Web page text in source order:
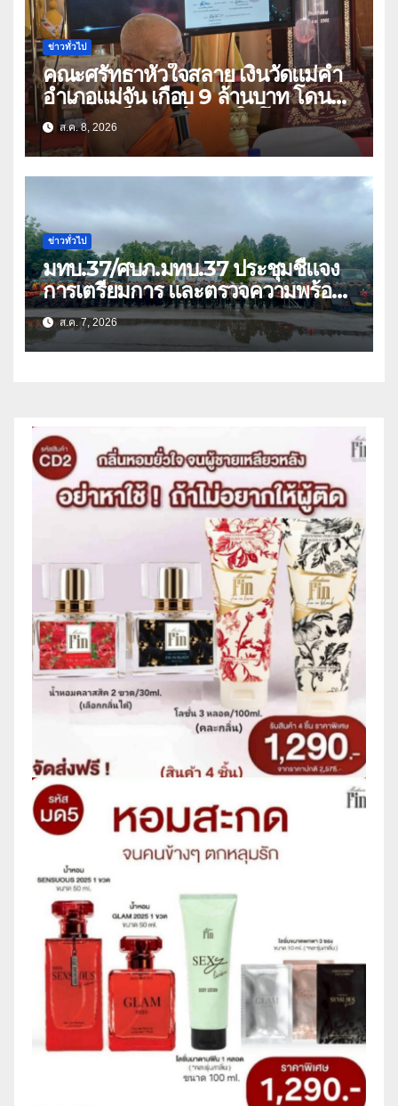
ข่าวทั่วไป
คณะศรัทธาหัวใจสลาย เงินวัดแม่คำ
อำเภอแม่จัน เกือบ 9 ล้านบาท โดน
แก๊งคอลเซ็นเตอร์หลอกให้โอนข้ามปีก
ว่า 66 บัญชี
ส.ค. 8, 2026
ข่าวทั่วไป
มทบ.37/ศบภ.มทบ.37 ประชุมชี้แจง
การเตรียมการ และตรวจความพร้อม
ด้านการบรรเทาสาธารณภัย
ส.ค. 7, 2026